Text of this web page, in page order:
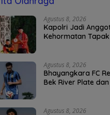
Agustus 8, 2026
Kapolri Jadi
Kehormatan Tapak
Agustus 8, 2026
Bhayangkara FC
Bek River Plate
Agustus 8, 2026